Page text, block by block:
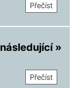
Přečíst
Přečíst
následující »